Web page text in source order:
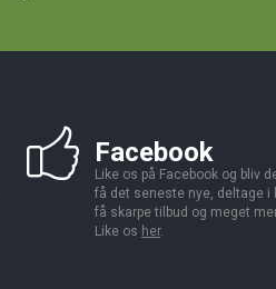
Facebook
Like os på Facebook og bliv
få det seneste nye, deltage i
få skarpe tilbud og meget
Like os her.